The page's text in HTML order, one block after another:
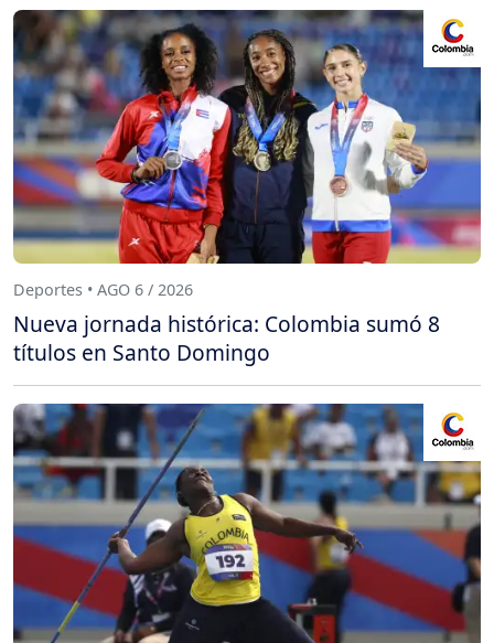
Deportes • AGO 6 / 2026
Nueva jornada histórica: Colombia sumó 8
títulos en Santo Domingo